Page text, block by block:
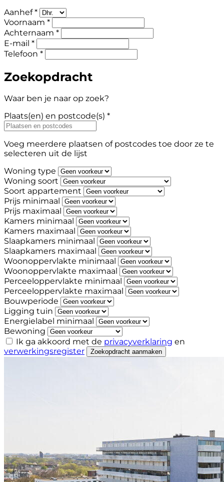
Aanhef *
Voornaam *
Achternaam *
E-mail *
Telefoon *
Zoekopdracht
Waar ben je naar op zoek?
Plaats(en) en postcode(s) *
Voeg meerdere plaatsen of postcodes toe door ze te
selecteren uit de lijst
Woning type
Woning soort
Soort appartement
Prijs minimaal
Prijs maximaal
Kamers minimaal
Kamers maximaal
Slaapkamers minimaal
Slaapkamers maximaal
Woonoppervlakte minimaal
Woonoppervlakte maximaal
Perceeloppervlakte minimaal
Perceeloppervlakte maximaal
Bouwperiode
Ligging tuin
Energielabel minimaal
Bewoning
Ik ga akkoord met de privacyverklaring en
verwerkingsregister
Zoekopdracht aanmaken